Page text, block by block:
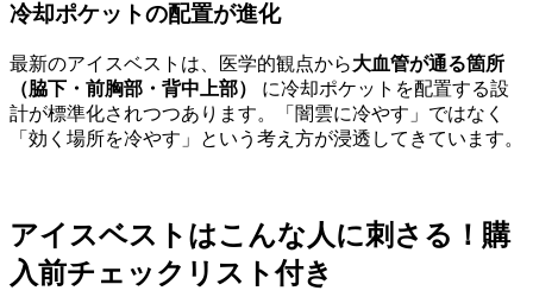
冷却ポケットの配置が進化
最新のアイスベストは、医学的観点から大血管が通る箇所
（脇下・前胸部・背中上部）
に冷却ポケットを配置する設
計が標準化されつつあります。「闇雲に冷やす」ではなく
「効く場所を冷やす」という考え方が浸透してきています。
アイスベストはこんな人に刺さる！購
入前チェックリスト付き